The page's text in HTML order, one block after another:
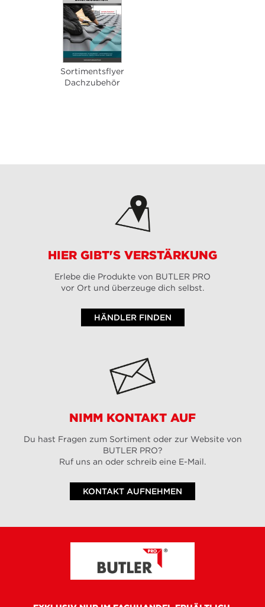
Sortimentsflyer
Dachzubehör
HIER GIBT'S VERSTÄRKUNG
Erlebe die Produkte von BUTLER PRO
vor Ort und überzeuge dich selbst.
HÄNDLER FINDEN
NIMM KONTAKT AUF
Du hast Fragen zum Sortiment oder zur Website von
BUTLER PRO?
Ruf uns an oder schreib eine E-Mail.
KONTAKT AUFNEHMEN